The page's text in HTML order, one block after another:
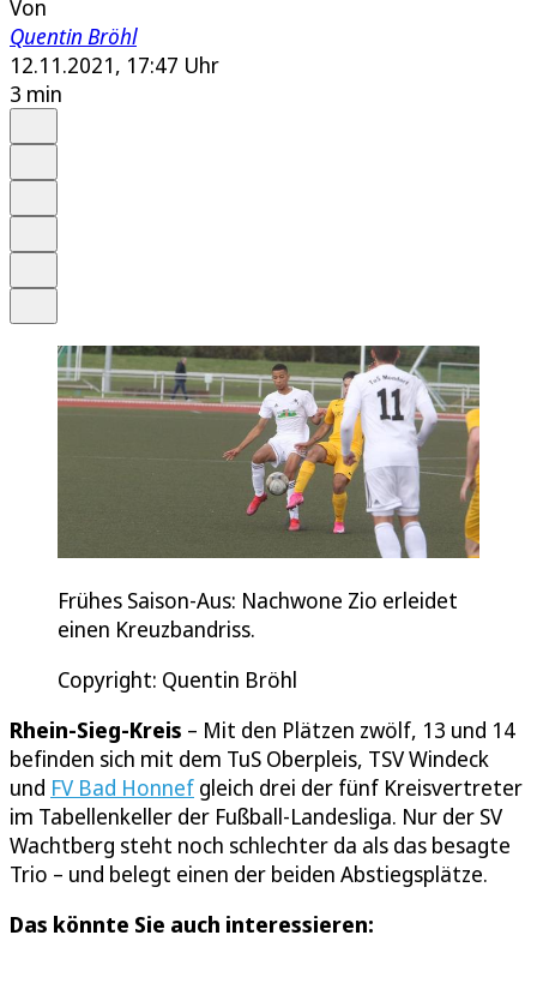
Von
Quentin Bröhl
12.11.2021, 17:47 Uhr
3 min
Frühes Saison-Aus: Nachwone Zio erleidet
einen Kreuzbandriss.
Copyright: Quentin Bröhl
Rhein-Sieg-Kreis – Mit den Plätzen zwölf, 13 und 14
befinden sich mit dem TuS Oberpleis, TSV Windeck
und FV Bad Honnef gleich drei der fünf Kreisvertreter
im Tabellenkeller der Fußball-Landesliga. Nur der SV
Wachtberg steht noch schlechter da als das besagte
Trio – und belegt einen der beiden Abstiegsplätze.
Das könnte Sie auch interessieren: